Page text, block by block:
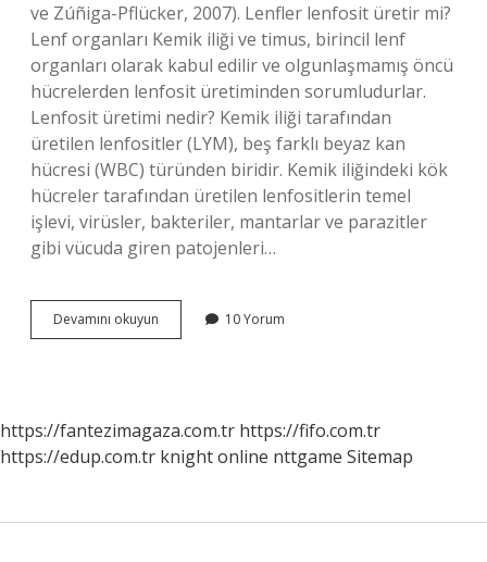
ve Zúñiga-Pflücker, 2007). Lenfler lenfosit üretir mi?
Lenf organları Kemik iliği ve timus, birincil lenf
organları olarak kabul edilir ve olgunlaşmamış öncü
hücrelerden lenfosit üretiminden sorumludurlar.
Lenfosit üretimi nedir? Kemik iliği tarafından
üretilen lenfositler (LYM), beş farklı beyaz kan
hücresi (WBC) türünden biridir. Kemik iliğindeki kök
hücreler tarafından üretilen lenfositlerin temel
işlevi, virüsler, bakteriler, mantarlar ve parazitler
gibi vücuda giren patojenleri…
Devamını okuyun Lenfosit
Nerede
10 Yorum
https://fantezimagaza.com.tr https://fifo.com.tr
https://edup.com.tr knight online nttgame Sitemap